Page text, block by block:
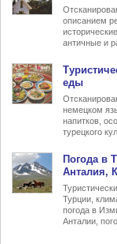
описанием
античные и
еды
немецком
напитков,
турецкого
Погода в
Анталия,
Турции,
погода в
Анталии,